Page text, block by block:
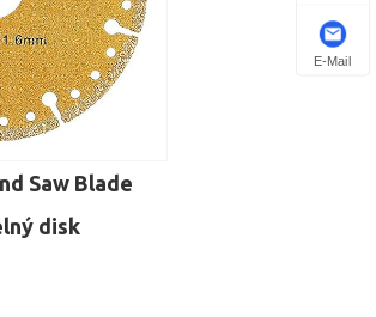
Saw Blade
disk
E-Mail